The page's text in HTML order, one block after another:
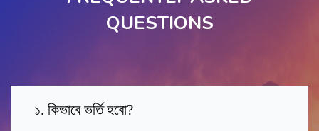
QUESTIONS
১. কিভাবে ভর্তি হবো?